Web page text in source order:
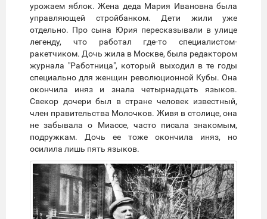
урожаем яблок. Жена деда Мария Ивановна была
управляющей стройбанком. Дети жили уже
отдельно. Про сына Юрия пересказывали в улице
легенду, что работал где-то специалистом-
ракетчиком. Дочь жила в Москве, была редактором
журнала "Работница", который выходил в те годы
специально для женщин революционной Кубы. Она
окончила иняз и знала четырнадцать языков.
Свекор дочери был в стране человек известный,
член правительства Молочков. Живя в столице, она
не забывала о Миассе, часто писала знакомым,
подружкам. Дочь ее тоже окончила иняз, но
осилила лишь пять языков.